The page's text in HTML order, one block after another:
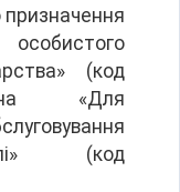
призначення
(код
на «Для
(код